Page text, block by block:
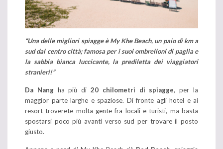
“Una delle migliori spiagge è My Khe Beach, un paio di km a
sud dal centro città; famosa per i suoi ombrelloni di paglia e
la sabbia bianca luccicante, la prediletta dei viaggiatori
stranieri!”
Da Nangha più di20 chilometri di spiagge, per la
maggior parte larghe e spaziose. Di fronte agli hotel e ai
resort troverete molta gente fra locali e turisti, ma basta
spostarsi poco più avanti verso sud per trovare il posto
giusto.